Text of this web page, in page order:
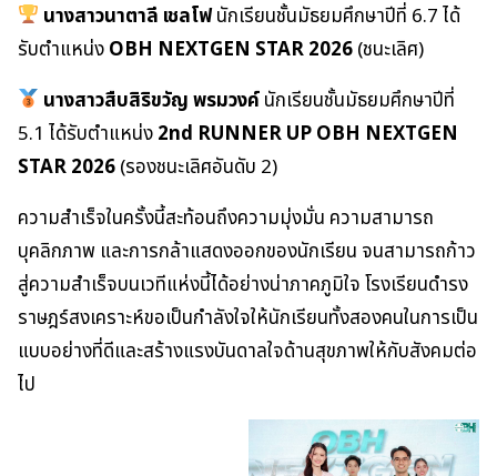
นางสาวนาตาลี เชลโฟนักเรียนชั้นมัธยมศึกษาปีที่ 6.7 ได้
รับตำแหน่งOBH NEXTGEN STAR 2026(ชนะเลิศ)
นางสาวสืบสิริขวัญ พรมวงค์นักเรียนชั้นมัธยมศึกษาปีที่
5.1 ได้รับตำแหน่ง2nd RUNNER UP OBH NEXTGEN
STAR 2026(รองชนะเลิศอันดับ 2)
ความสำเร็จในครั้งนี้สะท้อนถึงความมุ่งมั่น ความสามารถ
บุคลิกภาพ และการกล้าแสดงออกของนักเรียน จนสามารถก้าว
สู่ความสำเร็จบนเวทีแห่งนี้ได้อย่างน่าภาคภูมิใจ โรงเรียนดำรง
ราษฎร์สงเคราะห์ขอเป็นกำลังใจให้นักเรียนทั้งสองคนในการเป็น
แบบอย่างที่ดีและสร้างแรงบันดาลใจด้านสุขภาพให้กับสังคมต่อ
ไป